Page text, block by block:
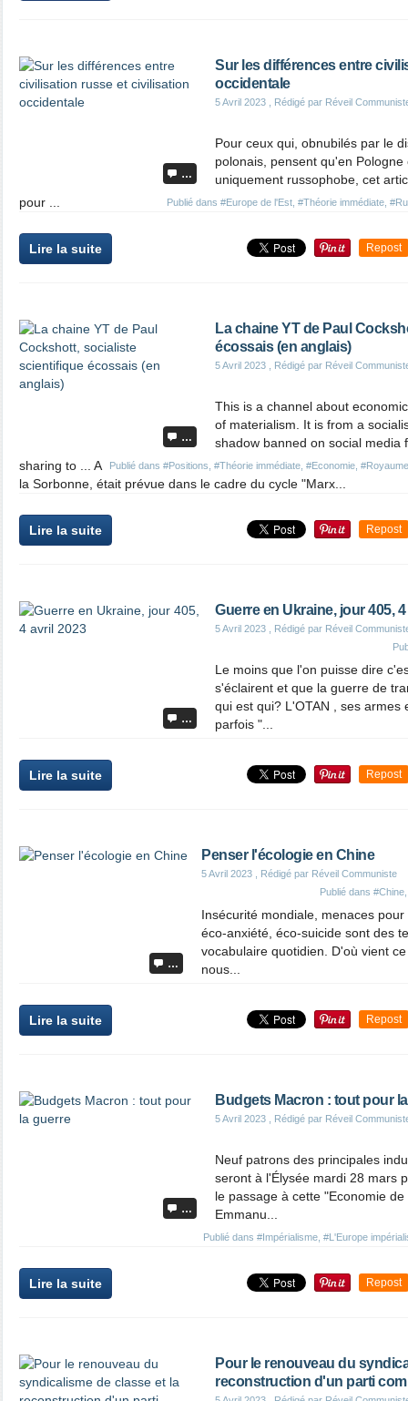
…
Sur les différences entre
occidentale
5 Avril 2023 , Rédigé par Réveil
Publié dans #Europe de l'Est #Théorie immédiate
Pour ceux qui, obnubilés par le
polonais, pensent qu'en
uniquement russophobe, cet
pour ...
Lire la suite Repost
…
La chaine YT de Paul
écossais (en anglais)
5 Avril 2023 , Rédigé par Réveil
Publié dans #Positions #Théorie immédiate #Economie
This is a channel about
of materialism. It is from a
shadow banned on social media
sharing to ... A
la Sorbonne, était prévue dans le cadre du cycle "Marx...
Lire la suite Repost
…
Guerre en Ukraine, jour 405,
5 Avril 2023 , Rédigé par Réveil
Le moins que l'on puisse dire
s'éclairent et que la guerre de
qui est qui? L'OTAN , ses armes
parfois "...
Lire la suite Repost
…
Penser l'écologie en Chine
5 Avril 2023 , Rédigé par Réveil Communiste
Publié dans #Chine
Insécurité mondiale, menaces
éco-anxiété, éco-suicide sont des
vocabulaire quotidien. D'où vient
nous...
Lire la suite Repost
…
Budgets Macron : tout pour
5 Avril 2023 , Rédigé par Réveil
Publié dans #Impérialisme #L'Europe
Neuf patrons des principales
seront à l'Élysée mardi 28 mars
le passage à cette "Economie
Emmanu...
Lire la suite Repost
Pour le renouveau du
reconstruction d'un parti